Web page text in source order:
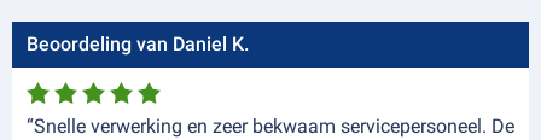
Beoordeling van Daniel K.
“Snelle verwerking en zeer bekwaam servicepersoneel. De